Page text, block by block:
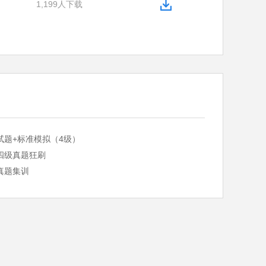
1,199人下载
题+标准模拟（4级）
级真题狂刷
题集训